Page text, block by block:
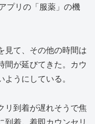
プリの「服薬」の機
見て、その他の時間は
間が延びてきた。カウ
うにしている。
リ到着が遅れそうで焦
到着。着即カウンセリ